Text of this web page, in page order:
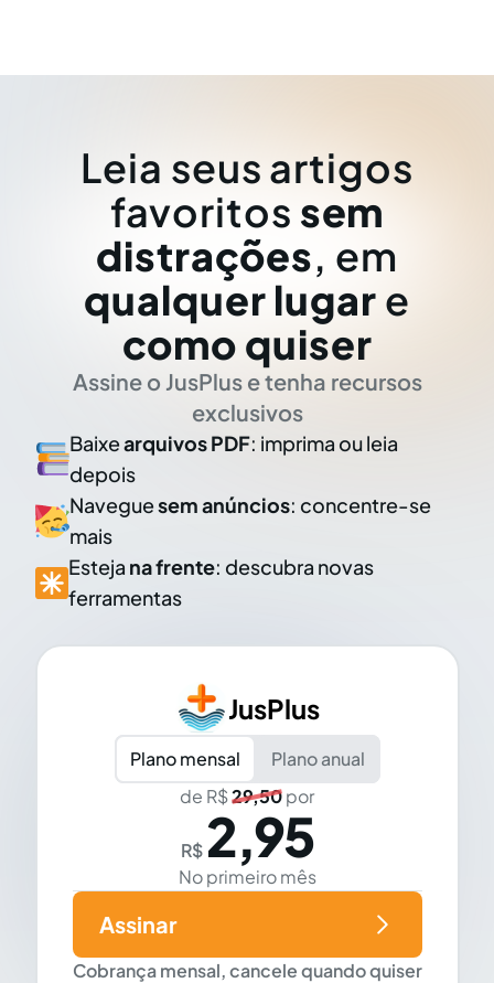
Leia seus artigos
favoritos sem
distrações, em
qualquer lugar e
como quiser
Assine o JusPlus e tenha recursos
exclusivos
Baixearquivos PDF: imprima ou leia
depois
Naveguesem anúncios: concentre-se
mais
Esteja na frente: descubra novas
ferramentas
JusPlus
Plano mensal
Plano anual
de R$29,50por
R$ 2,95
No primeiro mês
Cobrança mensal, cancele quando quiser
Assinar